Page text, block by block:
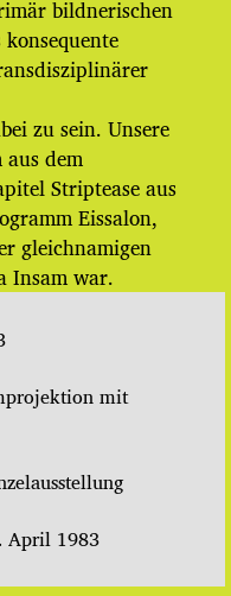
bildnerischen
zu sein. Unsere
dem
Striptease aus
Eissalon,
gleichnamigen
Insam war.
mit
April 1983